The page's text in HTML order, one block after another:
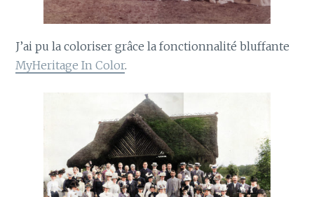
J’ai pu la coloriser grâce la fonctionnalité bluffante
MyHeritage In Color.